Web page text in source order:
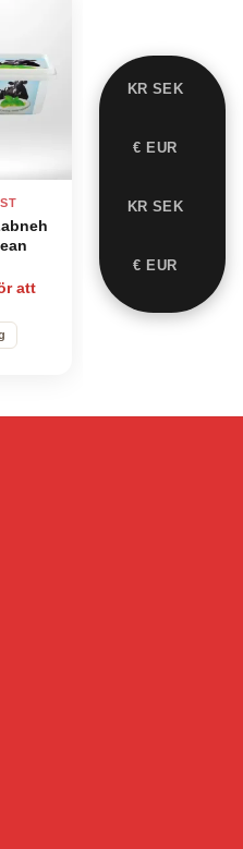
wishlist
att
KR SEK
€ EUR
KR SEK
€ EUR